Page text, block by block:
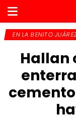
EN LA BENITO
Hallan